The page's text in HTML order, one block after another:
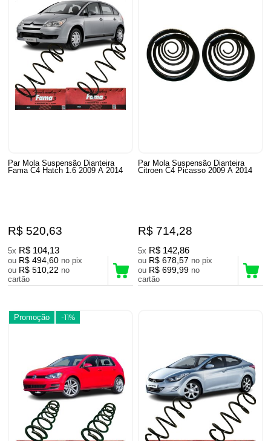
Par Mola Suspensão Dianteira
Fama C4 Hatch 1.6 2009 A 2014
R$ 520,63
5x R$ 104,13
ou R$ 494,60
no pix
ou R$ 510,22 no
cartão
Par Mola Suspensão Dianteira
Citroen C4 Picasso 2009 A 2014
R$ 714,28
5x R$ 142,86
ou R$ 678,57
no pix
ou R$ 699,99 no
cartão
Promoção -11%